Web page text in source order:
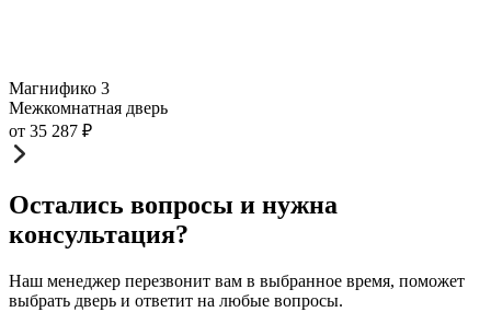
Магнифико 3
Межкомнатная дверь
от 35 287 ₽
Остались вопросы и нужна
консультация?
Наш менеджер перезвонит вам в выбранное время, поможет
выбрать дверь и ответит на любые вопросы.